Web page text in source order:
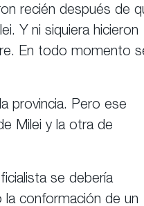
recién después de
Y ni siquiera hicieron
En todo momento
provincia. Pero ese
Milei y la otra de
se debería
la conformación de un